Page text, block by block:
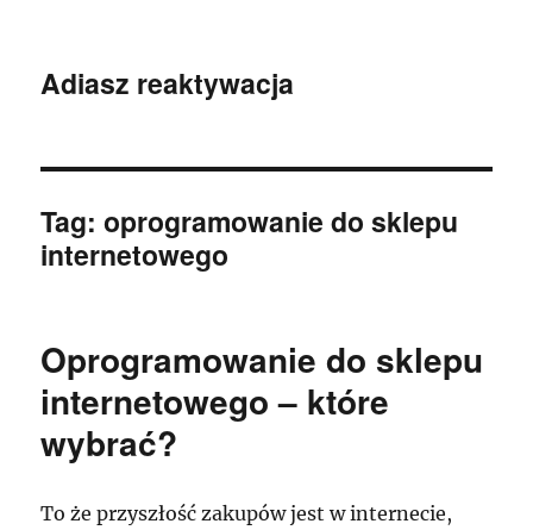
Adiasz reaktywacja
Tag:oprogramowanie do sklepu
internetowego
Oprogramowanie do sklepu
internetowego – które
wybrać?
To że przyszłość zakupów jest w internecie,